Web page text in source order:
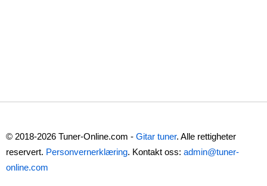
© 2018-2026 Tuner-Online.com - Gitar tuner. Alle rettigheter
reservert. Personvernerklæring. Kontakt oss: admin@tuner-
online.com